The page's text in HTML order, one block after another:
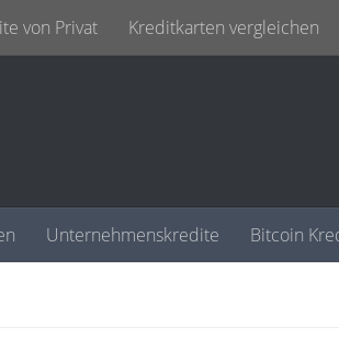
von Privat Kreditkarten vergleichen
Unternehmenskredite Bitcoin